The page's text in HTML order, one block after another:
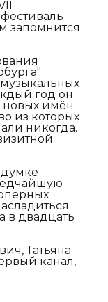
запомнится
год он
новых имён
из которых
никогда.
в двадцать
Татьяна
канал,